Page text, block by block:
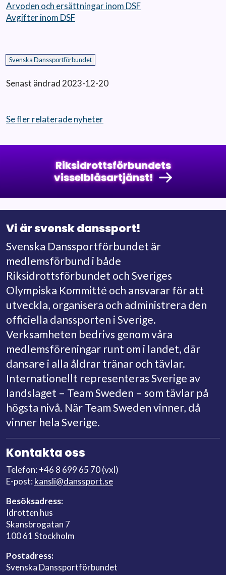
Arvoden och ersättningar inom DSF
Avgifter inom DSF
Svenska Danssportförbundet
Senast ändrad 2023-12-20
Se fler relaterade nyheter
Riksidrottsförbundets
visselblåsartjänst!
Vi är svensk danssport!
Svenska Danssportförbundet är
medlemsförbund i både
Riksidrottsförbundet och Sveriges
Olympiska Kommitté och ansvarar för att
utveckla, organisera och administrera den
officiella danssporten i Sverige.
Verksamheten bedrivs genom våra
medlemsföreningar runt om i landet, där
dansare i alla åldrar tränar och tävlar.
Internationellt representeras Sverige av
landslaget – Team Sweden – som tävlar på
högsta nivå. När Team Sweden vinner, då
vinner hela Sverige.
Kontakta oss
Telefon: +46 8 699 65 70 (vxl)
E-post: kansli@danssport.se
Besöksadress:
Idrotten hus
Skansbrogatan 7
100 61 Stockholm
Postadress:
Svenska Danssportförbundet